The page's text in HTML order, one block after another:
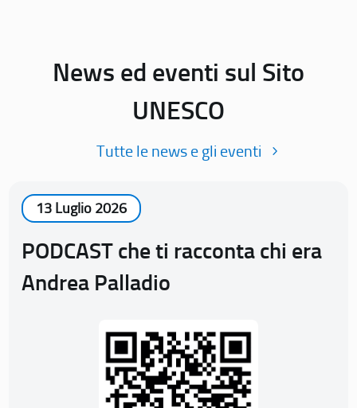
News ed eventi sul Sito
UNESCO
Tutte le news e gli eventi
13 Luglio 2026
PODCAST che ti racconta chi era
Andrea Palladio